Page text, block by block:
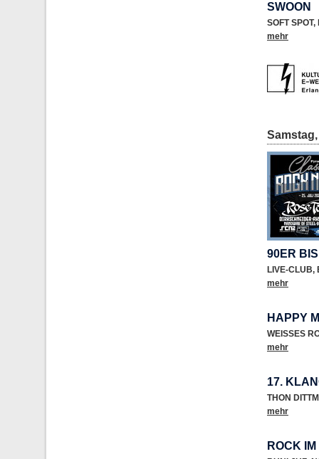
SWOON
SOFT SPOT,
mehr
90ER
LIVE-CLUB,
mehr
HAPPY
WEISSES
mehr
17.
THON
mehr
ROCK